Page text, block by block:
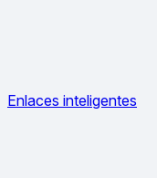
Enlaces inteligentes